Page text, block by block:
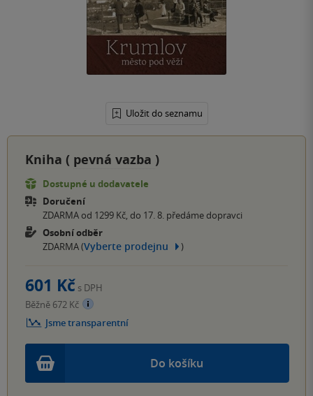
Uložit do seznamu
Kniha ( pevná vazba )
Dostupné u dodavatele
Doručení
ZDARMA od 1299 Kč, do 17. 8. předáme dopravci
Osobní odběr
ZDARMA (Vyberte prodejnu )
Do košíku
601 Kč s DPH
Běžně 672 Kč
Jsme transparentní